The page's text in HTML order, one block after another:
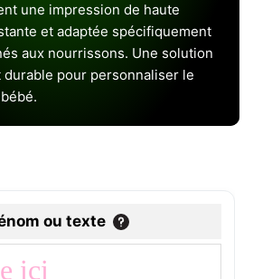
une impression de haute
et adaptée spécifiquement
aux nourrissons. Une solution
pour personnaliser le
ou texte